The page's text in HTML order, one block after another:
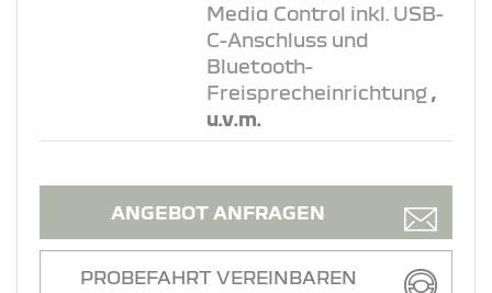
Media Control inkl. USB-
C-Anschluss und
Bluetooth-
Freisprecheinrichtung ,
u.v.m.
ANGEBOT ANFRAGEN
PROBEFAHRT VEREINBAREN